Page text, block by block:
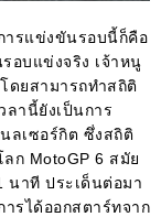
ารแข่งขันรอบนี้ก็คือ
อบแข่งจริง เจ้าหนู
ดยสามารถทำสถิติ
ลานี้ยังเป็นการ
ลเซอร์กิต ซึ่งสถิติ
ก MotoGP 6 สมัย
นาที ประเด็นต่อมา
รได้ออกสตาร์ทจาก